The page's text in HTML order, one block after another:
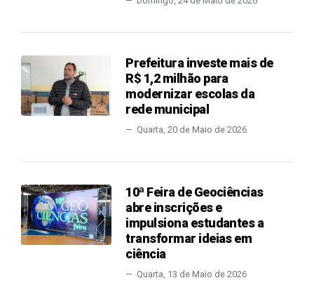
Prefeitura investe mais de
R$ 1,2 milhão para
modernizar escolas da
rede municipal
Quarta, 20 de Maio de 2026
10ª Feira de Geociências
abre inscrições e
impulsiona estudantes a
transformar ideias em
ciência
Quarta, 13 de Maio de 2026